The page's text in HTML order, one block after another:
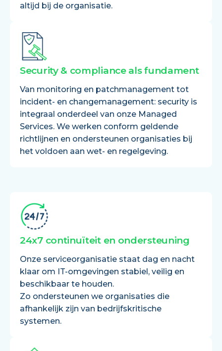
altijd bij de organisatie.
Security & compliance als fundament
Van monitoring en patchmanagement tot
incident- en changemanagement: security is
integraal onderdeel van onze Managed
Services. We werken conform geldende
richtlijnen en ondersteunen organisaties bij
het voldoen aan wet- en regelgeving.
24x7 continuïteit en ondersteuning
Onze serviceorganisatie staat dag en nacht
klaar om IT-omgevingen stabiel, veilig en
beschikbaar te houden.
Zo ondersteunen we organisaties die
afhankelijk zijn van bedrijfskritische
systemen.